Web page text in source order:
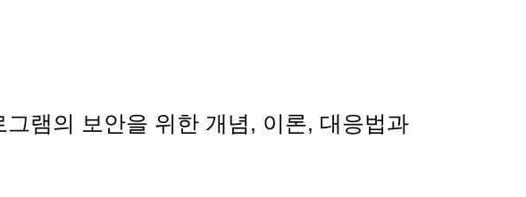
램의 보안을 위한 개념, 이론, 대응법과